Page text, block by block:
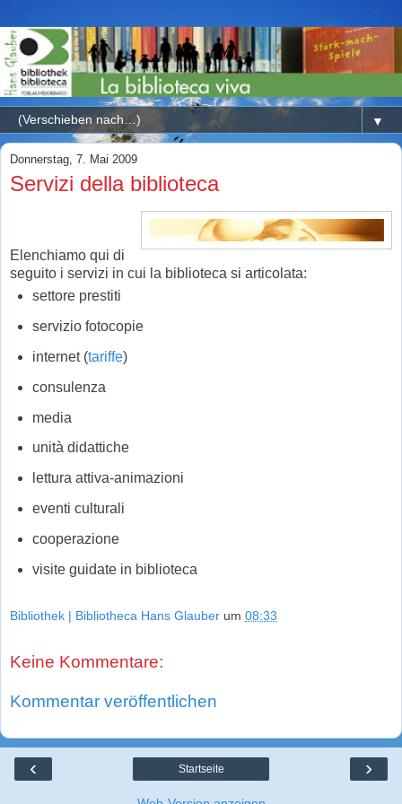
▼
Donnerstag, 7. Mai 2009
Servizi della biblioteca
Elenchiamo qui di
seguito i servizi in cui la biblioteca si articolata:
settore prestiti
servizio fotocopie
internet (tariffe)
consulenza
media
unità didattiche
lettura attiva-animazioni
eventi culturali
cooperazione
visite guidate in biblioteca
Bibliothek | Bibliotheca Hans Glauber um 08:33
Keine Kommentare:
Kommentar veröffentlichen
‹ ›
Startseite